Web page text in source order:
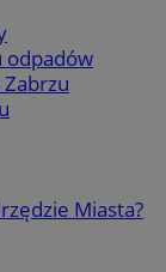
odpadów
Miasta?